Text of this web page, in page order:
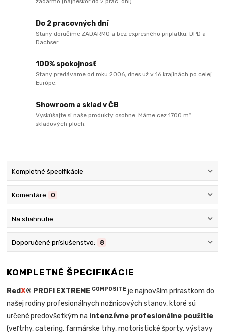
Do 2 pracovných dní
Stany doručíme ZADARMO a bez expresného príplatku. DPD a
Dachser.
100% spokojnosť
Stany predávame od roku 2006, dnes už v 16 krajinách po celej
Európe.
Showroom a sklad v ČB
Vyskúšajte si naše produkty osobne. Máme cez 1700 m²
skladových plôch.
Kompletné špecifikácie
Komentáre 0
Na stiahnutie
Doporučené príslušenstvo: 8
KOMPLETNÉ ŠPECIFIKÁCIE
RedX® PROFI EXTREME COMPOSITE je najnovším prírastkom do
našej rodiny profesionálnych nožnicových stanov, ktoré sú
určené predovšetkým na intenzívne profesionálne použitie
(veľtrhy, catering, farmárske trhy, motoristické športy, výstavy